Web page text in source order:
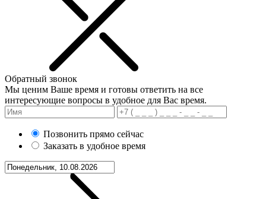
Обратный звонок
Мы ценим Ваше время и готовы ответить на все
интересующие вопросы в удобное для Вас время.
Позвонить прямо сейчас
Заказать в удобное время